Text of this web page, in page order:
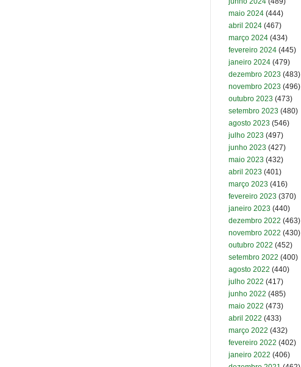
maio 2024 (444)
abril 2024 (467)
março 2024 (434)
fevereiro 2024 (445)
janeiro 2024 (479)
dezembro 2023 (483)
novembro 2023 (496)
outubro 2023 (473)
setembro 2023 (480)
agosto 2023 (546)
julho 2023 (497)
junho 2023 (427)
maio 2023 (432)
abril 2023 (401)
março 2023 (416)
fevereiro 2023 (370)
janeiro 2023 (440)
dezembro 2022 (463)
novembro 2022 (430)
outubro 2022 (452)
setembro 2022 (400)
agosto 2022 (440)
julho 2022 (417)
junho 2022 (485)
maio 2022 (473)
abril 2022 (433)
março 2022 (432)
fevereiro 2022 (402)
janeiro 2022 (406)